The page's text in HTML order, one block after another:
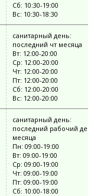
Сб: 10:30-19:00
Вс: 10:30-18:30
санитарный день:
последний чт месяца
Вт: 12:00-20:00
Ср: 12:00-20:00
Чт: 12:00-20:00
Пт: 12:00-20:00
Сб: 12:00-20:00
Вс: 12:00-20:00
санитарный день:
последний рабочий
месяца
Пн: 09:00-19:00
Вт: 09:00-19:00
Ср: 09:00-19:00
Чт: 09:00-19:00
Пт: 09:00-19:00
Сб: 10:00-18:00